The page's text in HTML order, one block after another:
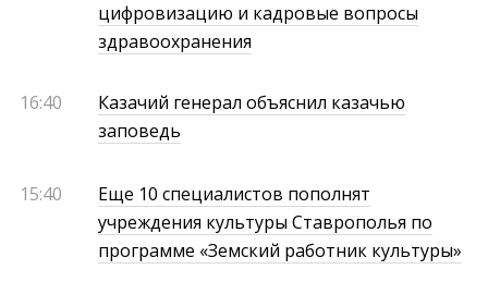
цифровизацию и кадровые вопросы
здравоохранения
16:40
Казачий генерал объяснил казачью
заповедь
15:40
Еще 10 специалистов пополнят
учреждения культуры Ставрополья по
программе «Земский работник культуры»